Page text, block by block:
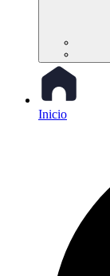
Inicio